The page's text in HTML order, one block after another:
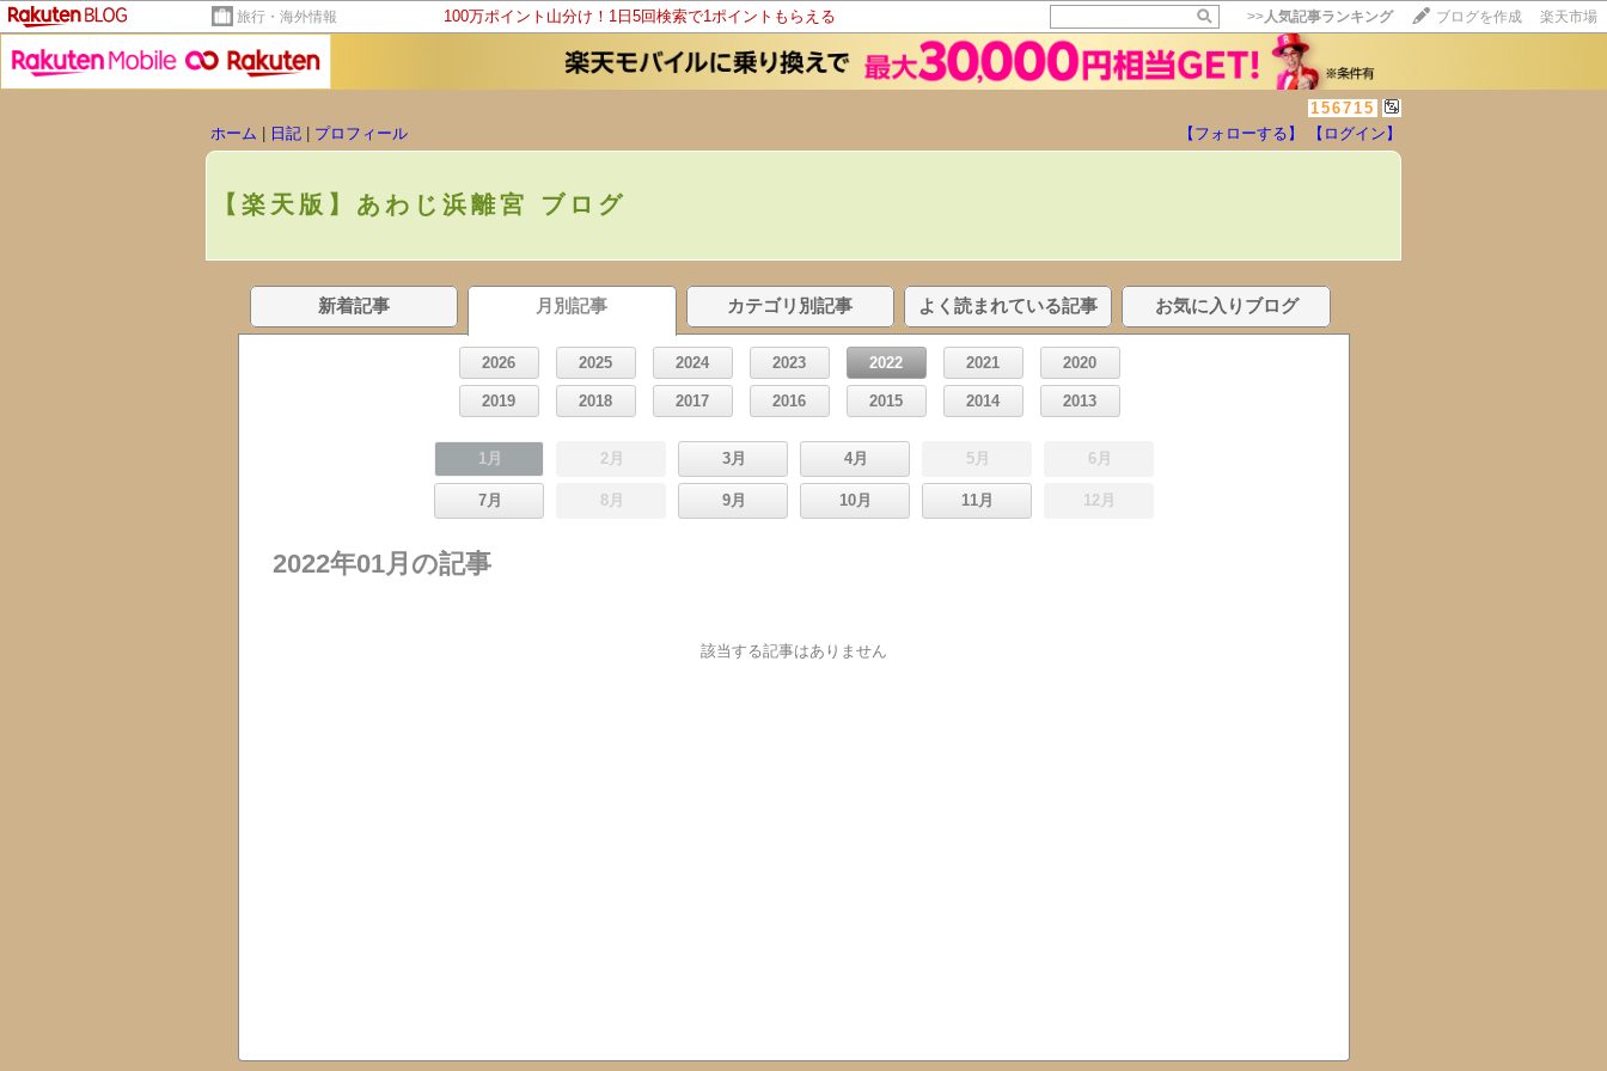
旅行・海外情報 100万ポイント山分け！1日5回検索で1ポイントもらえる >>人気記事ランキング ブログを作成 楽天市場
156715
ホーム
日記 プロフィール 【フォローする】 【ログイン】
【楽天版】あわじ浜離宮 ブログ
新着記事 月別記事 カテゴリ別記事 よく読まれている記事 お気に入りブログ
2026 2025 2024 2023 2022 2021 2020
2019 2018 2017 2016 2015 2014 2013
1月 2月 3月 4月 5月 6月
7月 8月 9月 10月 11月 12月
2022年01月の記事
該当する記事はありません